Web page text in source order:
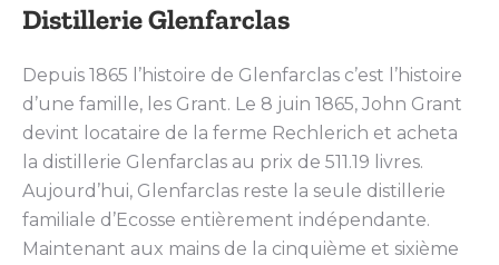
Distillerie Glenfarclas
Depuis 1865 l’histoire de Glenfarclas c’est l’histoire
d’une famille, les Grant. Le 8 juin 1865, John Grant
devint locataire de la ferme Rechlerich et acheta
la distillerie Glenfarclas au prix de 511.19 livres.
Aujourd’hui, Glenfarclas reste la seule distillerie
familiale d’Ecosse entièrement indépendante.
Maintenant aux mains de la cinquième et sixième